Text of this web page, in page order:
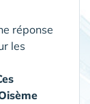
réponse
les